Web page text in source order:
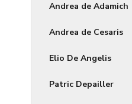
Andrea de Adamich
Andrea de Cesaris
Elio De Angelis
Patric Depailler